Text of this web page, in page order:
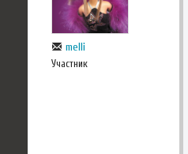
melli
Участник